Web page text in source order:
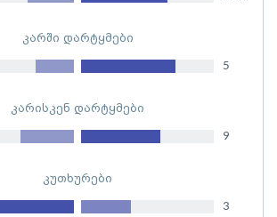
კარში დარტყმები
5
კარისკენ დარტყმები
9
კუთხურები
3